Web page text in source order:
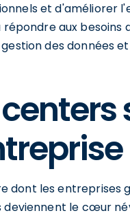
et d'améliorer
aux besoins
des données
dont les entreprises
le cœur